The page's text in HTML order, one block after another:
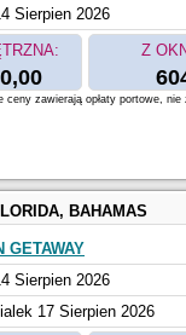
Sierpien 2026
Z
ceny zawierają opłaty portowe,
BAHAMAS
GETAWAY
Sierpien 2026
17 Sierpien 2026